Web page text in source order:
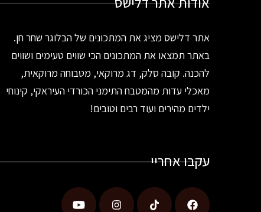
אתר דלישס מציג את המתכונים של הבלוגר שחר חן.
באתר תמצאו את המתכונים הכי שווים טעימים ושווים
להכנה. קובה סלק, דג מרוקאי, מטבוחה מרוקאית,
מאכלי עדות מהמטבח התימני הכורדי העיראקי, קינוחי
ילדים מהירים ועוד רבים וטובים!
עקבו אחריי